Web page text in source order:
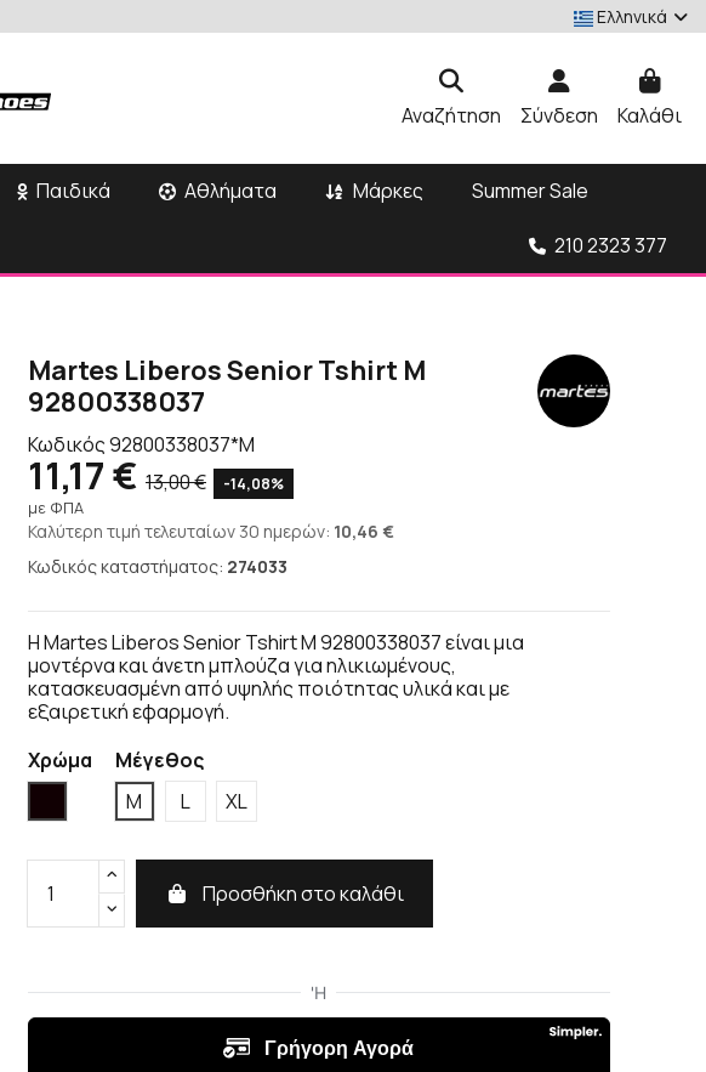
Ελληνικά
Αναζήτηση Σύνδεση Καλάθι
Παιδικά Αθλήματα Μάρκες Summer Sale
210 2323 377
Martes Liberos Senior Tshirt M
92800338037
Κωδικός92800338037*M
11,17 € 13,00 € -14,08%
με ΦΠΑ
Καλύτερη τιμή τελευταίων 30 ημερών: 10,46 €
Κωδικός καταστήματος: 274033
Η Martes Liberos Senior Tshirt M 92800338037 είναι μια
μοντέρνα και άνετη μπλούζα για ηλικιωμένους,
κατασκευασμένη από υψηλής ποιότητας υλικά και με
εξαιρετική εφαρμογή.
Χρώμα
Μέγεθος
M
L XL
Προσθήκη στο καλάθι